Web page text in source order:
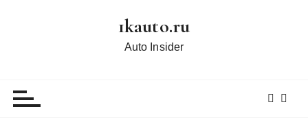
1kauto.ru
Auto Insider